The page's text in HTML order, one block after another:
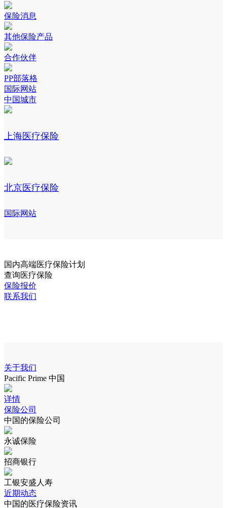
保险消息
其他保险产品
合作伙伴
PP部落格
国际网站
中国城市
上海医疗保险
北京医疗保险
国际网站
国内高端医疗保险计划
查询医疗保险
保险报价
联系我们
关于我们
Pacific Prime 中国
详情
保险公司
中国的保险公司
永诚保险
招商银行
工银安盛人寿
近期动态
中国的医疗保险资讯